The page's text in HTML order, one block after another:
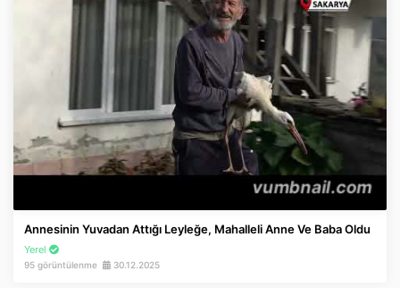
Annesinin Yuvadan Attığı Leyleğe, Mahalleli Anne Ve Baba Oldu
Yerel
95 görüntülenme 30.12.2025